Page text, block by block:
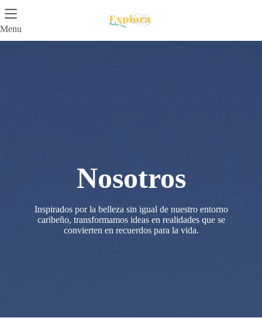
to
content
Menu
Nosotros
Inspirados por la belleza sin igual de nuestro entorno
caribeño, transformamos ideas en realidades que se
convierten en recuerdos para la vida.